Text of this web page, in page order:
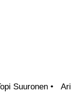
Suuronen • Ari